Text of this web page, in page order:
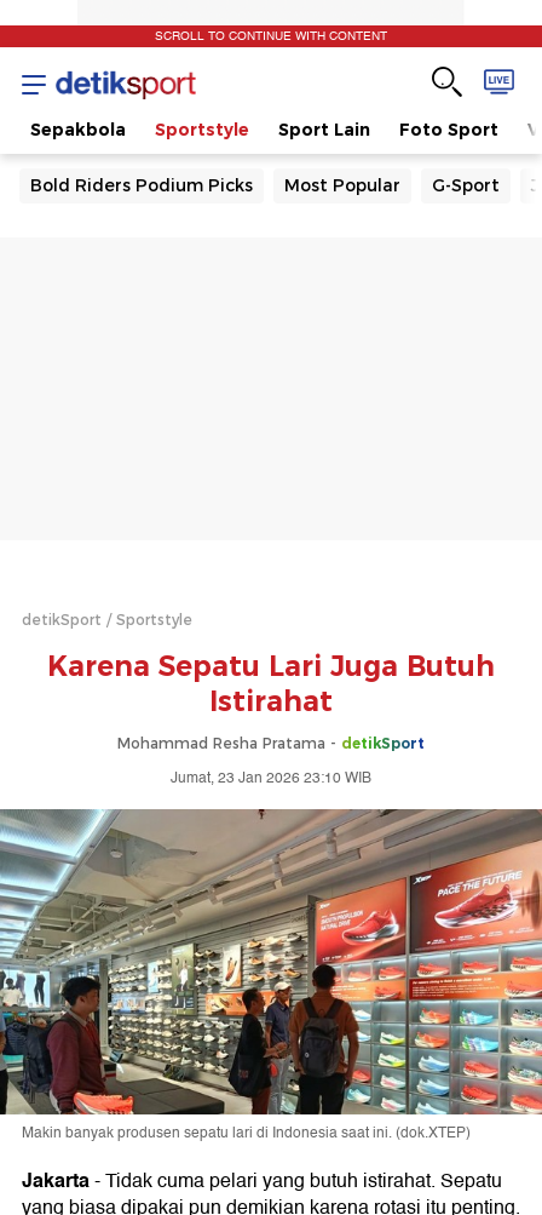
SCROLL TO CONTINUE WITH CONTENT
Sepakbola Sportstyle Sport Lain Foto Sport
Bold Riders Podium Picks Most Popular G-Sport
detikSport Sportstyle
Karena Sepatu Lari Juga Butuh
Istirahat
Mohammad Resha Pratama - detikSport
Jumat, 23 Jan 2026 23:10 WIB
Makin banyak produsen sepatu lari di Indonesia saat ini. (dok.XTEP)
Jakarta-Tidak cuma pelari yang butuh istirahat. Sepatu
yang biasa dipakai pun demikian karena rotasi itu penting.